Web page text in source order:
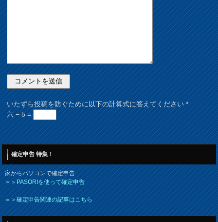
いたずら投稿を防ぐために以下の計算式に答えてください*
六 − 5 =
確定申告 特集！
家からパソコンで確定申告
＝＞PASORIを使って確定申告
＝＞確定申告関連の記事はこちら